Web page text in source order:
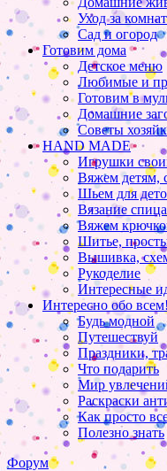
Уход за
Сад и огород
Готовим дома
Детское меню
Любимые и
Готовим в
Домашние
Советы
HAND MADE
Игрушки
Вяжем детям,
Шьем для
Вязание
Вяжем
Шитье,
Вышивка,
Рукоделие
Интересные
Интересно обо всем!
Будь модной
Путешествуй
Праздники,
Что подарить
Мир
Раскраски
Как просто
Полезно знать
Форум